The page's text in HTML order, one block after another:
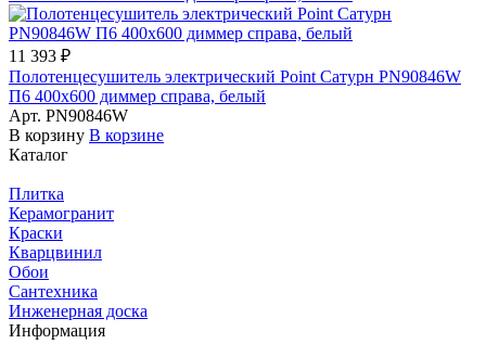
11 393 ₽
Полотенцесушитель электрический Point Сатурн PN90846W
П6 400x600 диммер справа, белый
Арт. PN90846W
В корзину В корзине
Каталог
Плитка
Керамогранит
Краски
Кварцвинил
Обои
Сантехника
Инженерная доска
Информация